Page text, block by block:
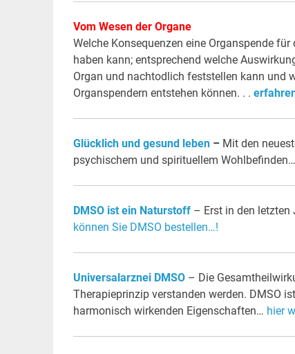
Vom Wesen der Organe
Welche Konsequenzen eine Organspende
haben kann; entsprechend welche
Organ und nachtodlich feststellen kann und
Organspendern entstehen können. . .
Glücklich und gesund leben – Mit den
psychischem und spirituellem Wohlbefinden…
DMSO ist ein Naturstoff – Erst in den
können Sie DMSO bestellen…!
Universalarznei DMSO – Die
Therapieprinzip verstanden werden. DMSO
harmonisch wirkenden Eigenschaften… hier